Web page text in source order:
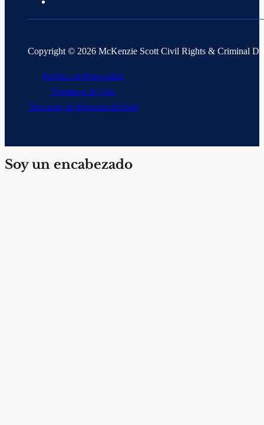
Copyright © 2026 McKenzie Scott Civil Rights & Criminal
Política de Privacidad
Términos de Uso
Descargo de Responsabilidad
Soy un encabezado